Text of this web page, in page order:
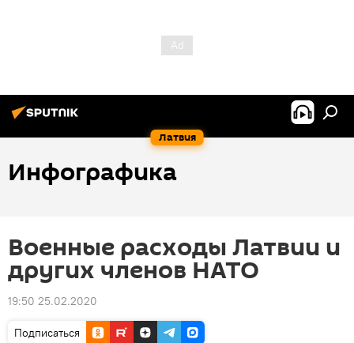
Латвия
Инфографика
Военные расходы Латвии и
других членов НАТО
19:50 25.02.2020
Подписаться